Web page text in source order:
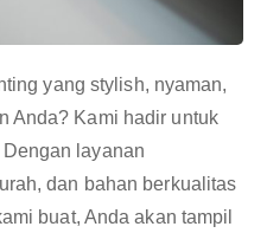
yang stylish, nyaman,
Anda? Kami hadir untuk
layanan
dan bahan berkualitas
buat, Anda akan tampil